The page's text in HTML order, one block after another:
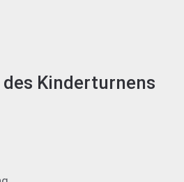
Kinderturnens